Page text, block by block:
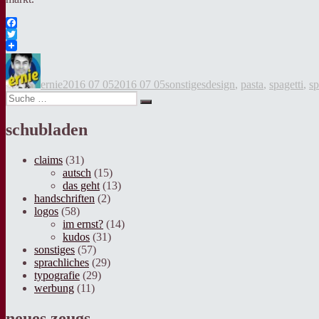
Facebook
Twitter
ernie2016 07 052016 07 05sonstigesdesign, pasta, spagetti,
Suche
nach:
Suche
schubladen
claims (31)
autsch (15)
das geht (13)
handschriften (2)
logos (58)
im ernst? (14)
kudos (31)
sonstiges (57)
sprachliches (29)
typografie (29)
werbung (11)